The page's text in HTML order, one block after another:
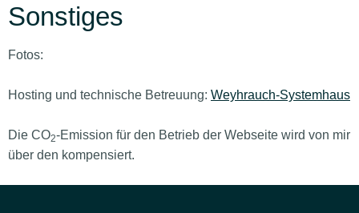
Sonstiges
Fotos:
Hosting und technische Betreuung: Weyhrauch-Systemhaus
Die CO2-Emission für den Betrieb der Webseite wird von mir
über den kompensiert.